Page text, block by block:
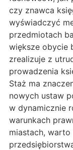
czy znawca
wyświadczyć
przedmiotach
większe obycie
zrealizuje z
prowadzenia
Staż ma
nowych ustaw
w dynamicznie
warunkach
miastach,